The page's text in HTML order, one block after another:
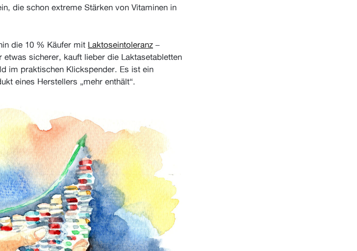
die schon extreme Stärken von Vitaminen in
die 10 % Käufer mit Laktoseintoleranz –
sicherer, kauft lieber die Laktasetabletten
im praktischen Klickspender. Es ist ein
eines Herstellers „mehr enthält“.